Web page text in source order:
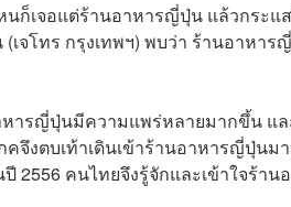
นก็เจอแต่ร้านอาหารญี่ปุ่น แล้วกระ
เจโทร กรุงเทพฯ) พบว่า ร้านอาหา
ารญี่ปุ่นมีความแพร่หลายมากขึ้น แล
จึงตบเท้าเดินเข้าร้านอาหารญี่ปุ่นม
2556 คนไทยจึงรู้จักและเข้าใจร้า